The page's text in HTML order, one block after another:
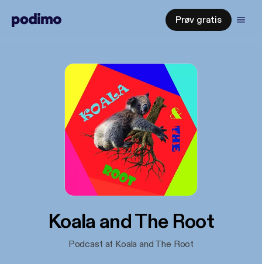
Prøv gratis
Koala and The Root
Podcast af Koala and The Root